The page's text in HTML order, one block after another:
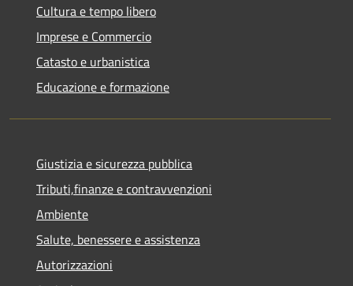
Cultura e tempo libero
Imprese e Commercio
Catasto e urbanistica
Educazione e formazione
Giustizia e sicurezza pubblica
Tributi,finanze e contravvenzioni
Ambiente
Salute, benessere e assistenza
Autorizzazioni